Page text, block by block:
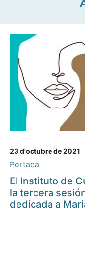
23 d'octubre de 2021
Portada
El Instituto de
la tercera
dedicada a